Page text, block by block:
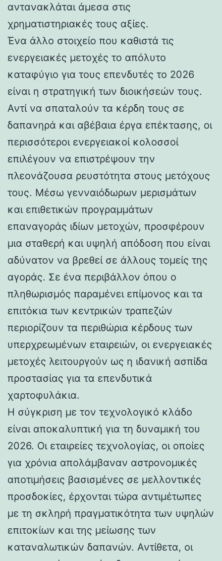
αντανακλάται άμεσα στις
χρηματιστηριακές τους αξίες.
Ένα άλλο στοιχείο που καθιστά τις
ενεργειακές μετοχές το απόλυτο
καταφύγιο για τους επενδυτές το 2026
είναι η στρατηγική των διοικήσεών τους.
Αντί να σπαταλούν τα κέρδη τους σε
δαπανηρά και αβέβαια έργα επέκτασης, οι
περισσότεροι ενεργειακοί κολοσσοί
επιλέγουν να επιστρέψουν την
πλεονάζουσα ρευστότητα στους μετόχους
τους. Μέσω γενναιόδωρων μερισμάτων
και επιθετικών προγραμμάτων
επαναγοράς ιδίων μετοχών, προσφέρουν
μια σταθερή και υψηλή απόδοση που είναι
αδύνατον να βρεθεί σε άλλους τομείς της
αγοράς. Σε ένα περιβάλλον όπου ο
πληθωρισμός παραμένει επίμονος και τα
επιτόκια των κεντρικών τραπεζών
περιορίζουν τα περιθώρια κέρδους των
υπερχρεωμένων εταιρειών, οι ενεργειακές
μετοχές λειτουργούν ως η ιδανική ασπίδα
προστασίας για τα επενδυτικά
χαρτοφυλάκια.
Η σύγκριση με τον τεχνολογικό κλάδο
είναι αποκαλυπτική για τη δυναμική του
2026. Οι εταιρείες τεχνολογίας, οι οποίες
για χρόνια απολάμβαναν αστρονομικές
αποτιμήσεις βασισμένες σε μελλοντικές
προσδοκίες, έρχονται τώρα αντιμέτωπες
με τη σκληρή πραγματικότητα των υψηλών
επιτοκίων και της μείωσης των
καταναλωτικών δαπανών. Αντίθετα, οι